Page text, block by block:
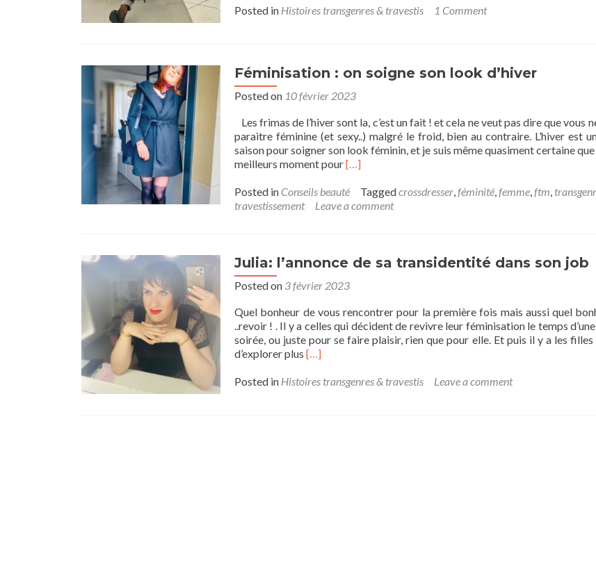
Posted in Histoires transgenres & travestis 1 Comment
Féminisation : on soigne son look d’hiver
Posted on 10 février 2023
Les frimas de l’hiver sont la, c’est un fait ! et cela ne veut pas dire que vous
paraitre féminine (et sexy..) malgré le froid, bien au contraire. L’hiver est
saison pour soigner son look féminin, et je suis même quasiment certaine que
meilleurs moment pourRead
about
Féminisation
son
d’hiver
[…]
Posted in Conseils beauté Taggedcrossdresser,féminité,femme,ftm,
travestissement
Leave a comment
Julia: l’annonce de sa transidentité dans son job
Posted on 3 février 2023
Quel bonheur de vous rencontrer pour la première fois mais aussi quel
..revoir ! . Il y a celles qui décident de revivre leur féminisation le temps d’une
soirée, ou juste pour se faire plaisir, rien que pour elle. Et puis il y a les
d’explorer plus Read
about
[…]
Posted in Histoires transgenres & travestis Leave a comment